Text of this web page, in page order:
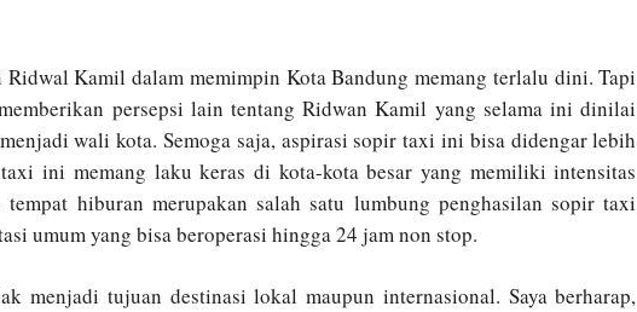
Kamil dalam memimpin Kota Bandung memang terlalu dini. Tapi
persepsi lain tentang Ridwan Kamil yang selama ini dinilai
wali kota. Semoga saja, aspirasi sopir taxi ini bisa didengar lebih
ini memang laku keras di kota-kota besar yang memiliki intensitas
hiburan merupakan salah satu lumbung penghasilan sopir taxi
umum yang bisa beroperasi hingga 24 jam non stop.
menjadi tujuan destinasi lokal maupun internasional. Saya berharap,